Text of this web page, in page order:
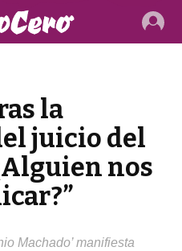
la
juicio del
nos
Machado’ manifiesta